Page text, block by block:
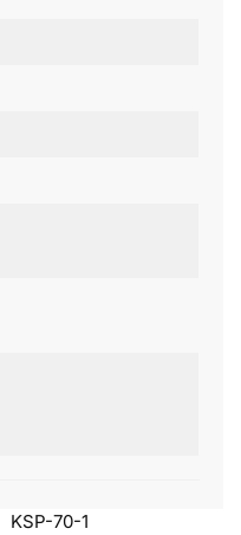
KSP-70-1